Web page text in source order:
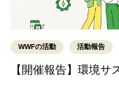
WWFの活動 活動報告
【開催報告】環境サ